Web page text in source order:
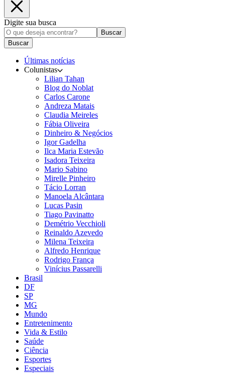
Digite sua busca
Buscar
Buscar
Últimas notícias
Colunistas
Lilian Tahan
Blog do Noblat
Carlos Carone
Andreza Matais
Claudia Meireles
Fábia Oliveira
Dinheiro & Negócios
Igor Gadelha
Ilca Maria Estevão
Isadora Teixeira
Mario Sabino
Mirelle Pinheiro
Tácio Lorran
Manoela Alcântara
Lucas Pasin
Tiago Pavinatto
Demétrio Vecchioli
Reinaldo Azevedo
Milena Teixeira
Alfredo Henrique
Rodrigo França
Vinícius Passarelli
Brasil
DF
SP
MG
Mundo
Entretenimento
Vida & Estilo
Saúde
Ciência
Esportes
Especiais